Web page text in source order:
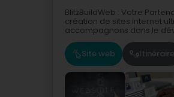
BlitzBuildWeb : Votre
création de sites internet
accompagnons dans le
Site web Itinéraire